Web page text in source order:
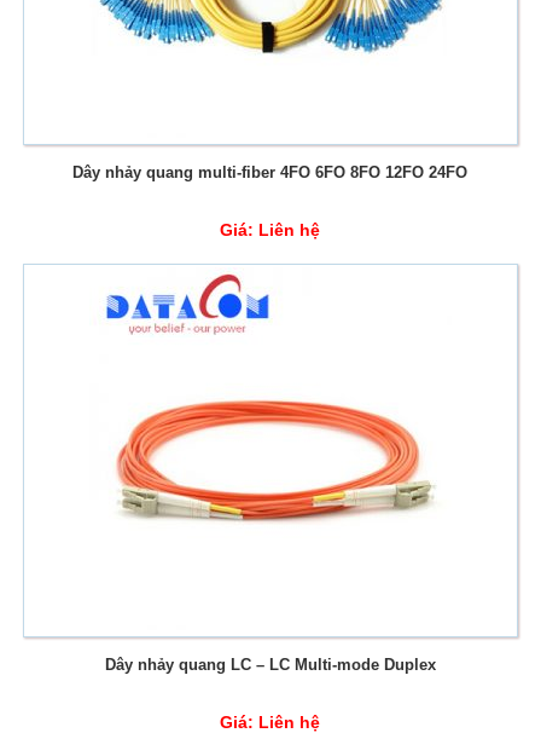
Dây nhảy quang multi-fiber 4FO 6FO 8FO 12FO 24FO
Giá: Liên hệ
Dây nhảy quang LC – LC Multi-mode Duplex
Giá: Liên hệ